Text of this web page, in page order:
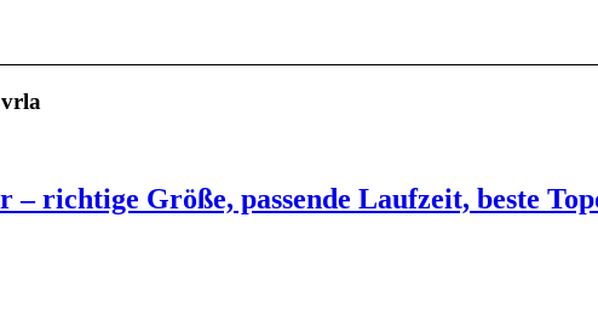
vrla
– richtige Größe, passende Laufzeit, beste